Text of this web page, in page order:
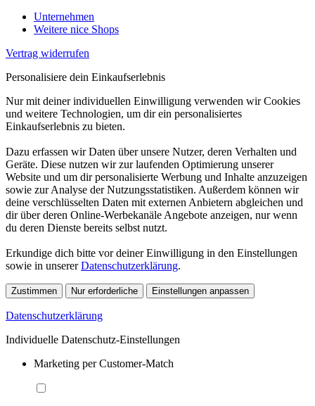
Unternehmen
Weitere nice Shops
Vertrag widerrufen
Personalisiere dein Einkaufserlebnis
Nur mit deiner individuellen Einwilligung verwenden wir Cookies
und weitere Technologien, um dir ein personalisiertes
Einkaufserlebnis zu bieten.
Dazu erfassen wir Daten über unsere Nutzer, deren Verhalten und
Geräte. Diese nutzen wir zur laufenden Optimierung unserer
Website und um dir personalisierte Werbung und Inhalte anzuzeigen
sowie zur Analyse der Nutzungsstatistiken. Außerdem können wir
deine verschlüsselten Daten mit externen Anbietern abgleichen und
dir über deren Online-Werbekanäle Angebote anzeigen, nur wenn
du deren Dienste bereits selbst nutzt.
Erkundige dich bitte vor deiner Einwilligung in den Einstellungen
sowie in unsererDatenschutzerklärung.
Zustimmen Nur erforderliche Einstellungen anpassen
Datenschutzerklärung
Individuelle Datenschutz-Einstellungen
Marketing per Customer-Match